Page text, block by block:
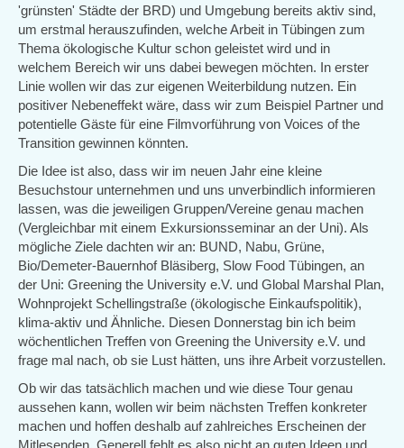
'grünsten' Städte der BRD) und Umgebung bereits aktiv sind,
um erstmal herauszufinden, welche Arbeit in Tübingen zum
Thema ökologische Kultur schon geleistet wird und in
welchem Bereich wir uns dabei bewegen möchten. In erster
Linie wollen wir das zur eigenen Weiterbildung nutzen. Ein
positiver Nebeneffekt wäre, dass wir zum Beispiel Partner und
potentielle Gäste für eine Filmvorführung von Voices of the
Transition gewinnen könnten.
Die Idee ist also, dass wir im neuen Jahr eine kleine
Besuchstour unternehmen und uns unverbindlich informieren
lassen, was die jeweiligen Gruppen/Vereine genau machen
(Vergleichbar mit einem Exkursionsseminar an der Uni). Als
mögliche Ziele dachten wir an: BUND, Nabu, Grüne,
Bio/Demeter-Bauernhof Bläsiberg, Slow Food Tübingen, an
der Uni: Greening the University e.V. und Global Marshal Plan,
Wohnprojekt Schellingstraße (ökologische Einkaufspolitik),
klima-aktiv und Ähnliche. Diesen Donnerstag bin ich beim
wöchentlichen Treffen von Greening the University e.V. und
frage mal nach, ob sie Lust hätten, uns ihre Arbeit vorzustellen.
Ob wir das tatsächlich machen und wie diese Tour genau
aussehen kann, wollen wir beim nächsten Treffen konkreter
machen und hoffen deshalb auf zahlreiches Erscheinen der
Mitlesenden. Generell fehlt es also nicht an guten Ideen und